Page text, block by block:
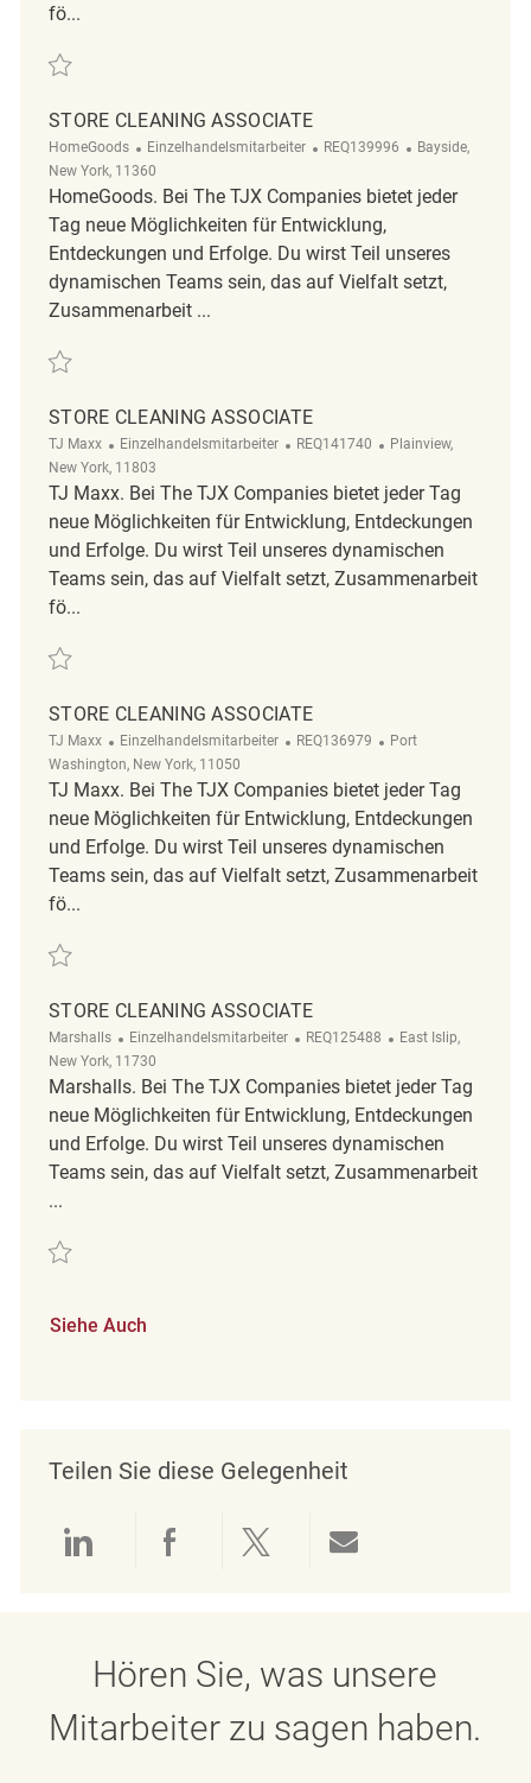
fö...
Retten Store Cleaning Associate R2318907
STORE CLEANING ASSOCIATE
HomeGoods Kategorie
Einzelhandelsmitarbeiter ReqId
REQ139996 Ort
Bayside,
New York, 11360
HomeGoods. Bei The TJX Companies bietet jeder
Tag neue Möglichkeiten für Entwicklung,
Entdeckungen und Erfolge. Du wirst Teil unseres
dynamischen Teams sein, das auf Vielfalt setzt,
Zusammenarbeit ...
Retten Store Cleaning Associate REQ139996
STORE CLEANING ASSOCIATE
TJ Maxx Kategorie
Einzelhandelsmitarbeiter ReqId
REQ141740 Ort
Plainview,
New York, 11803
TJ Maxx. Bei The TJX Companies bietet jeder Tag
neue Möglichkeiten für Entwicklung, Entdeckungen
und Erfolge. Du wirst Teil unseres dynamischen
Teams sein, das auf Vielfalt setzt, Zusammenarbeit
fö...
Retten Store Cleaning Associate REQ141740
STORE CLEANING ASSOCIATE
TJ Maxx Kategorie
Einzelhandelsmitarbeiter ReqId
REQ136979 Ort
Port
Washington, New York, 11050
TJ Maxx. Bei The TJX Companies bietet jeder Tag
neue Möglichkeiten für Entwicklung, Entdeckungen
und Erfolge. Du wirst Teil unseres dynamischen
Teams sein, das auf Vielfalt setzt, Zusammenarbeit
fö...
Retten Store Cleaning Associate REQ136979
STORE CLEANING ASSOCIATE
Marshalls Kategorie
Einzelhandelsmitarbeiter ReqId
REQ125488 Ort
East Islip,
New York, 11730
Marshalls. Bei The TJX Companies bietet jeder Tag
neue Möglichkeiten für Entwicklung, Entdeckungen
und Erfolge. Du wirst Teil unseres dynamischen
Teams sein, das auf Vielfalt setzt, Zusammenarbeit
...
Retten Store Cleaning Associate REQ125488
Siehe Auch
Teilen Sie diese Gelegenheit
Über LinkedIn teilen
Über Facebook teilen
Über Twitter teilen
Hören Sie, was unsere
Mitarbeiter zu sagen haben.